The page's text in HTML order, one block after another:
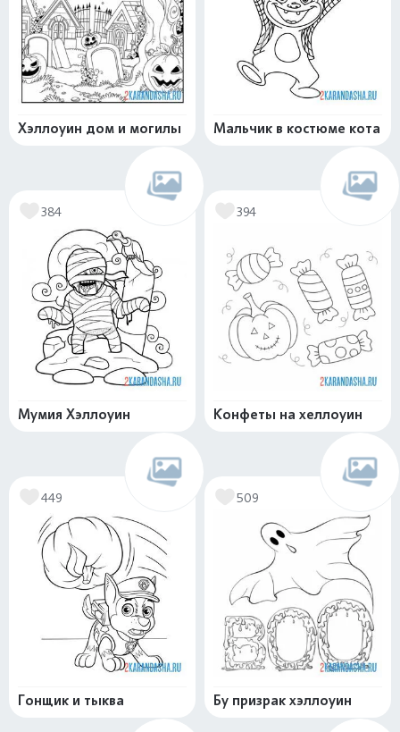
Хэллоуин дом и могилы Мальчик в костюме кота
384
Мумия Хэллоуин
394
Конфеты на хеллоуин
449
Гонщик и тыква
509
Бу призрак хэллоуин